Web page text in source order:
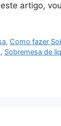
artigo,
, Como fazer
, Sobremesa de